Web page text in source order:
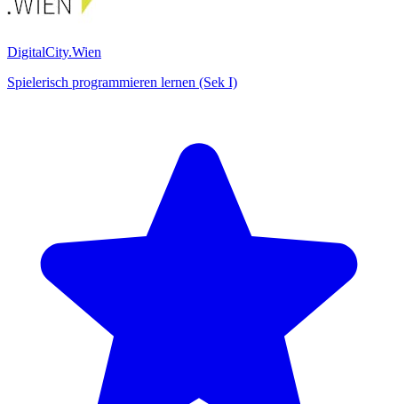
DigitalCity.Wien
Spielerisch programmieren lernen (Sek I)